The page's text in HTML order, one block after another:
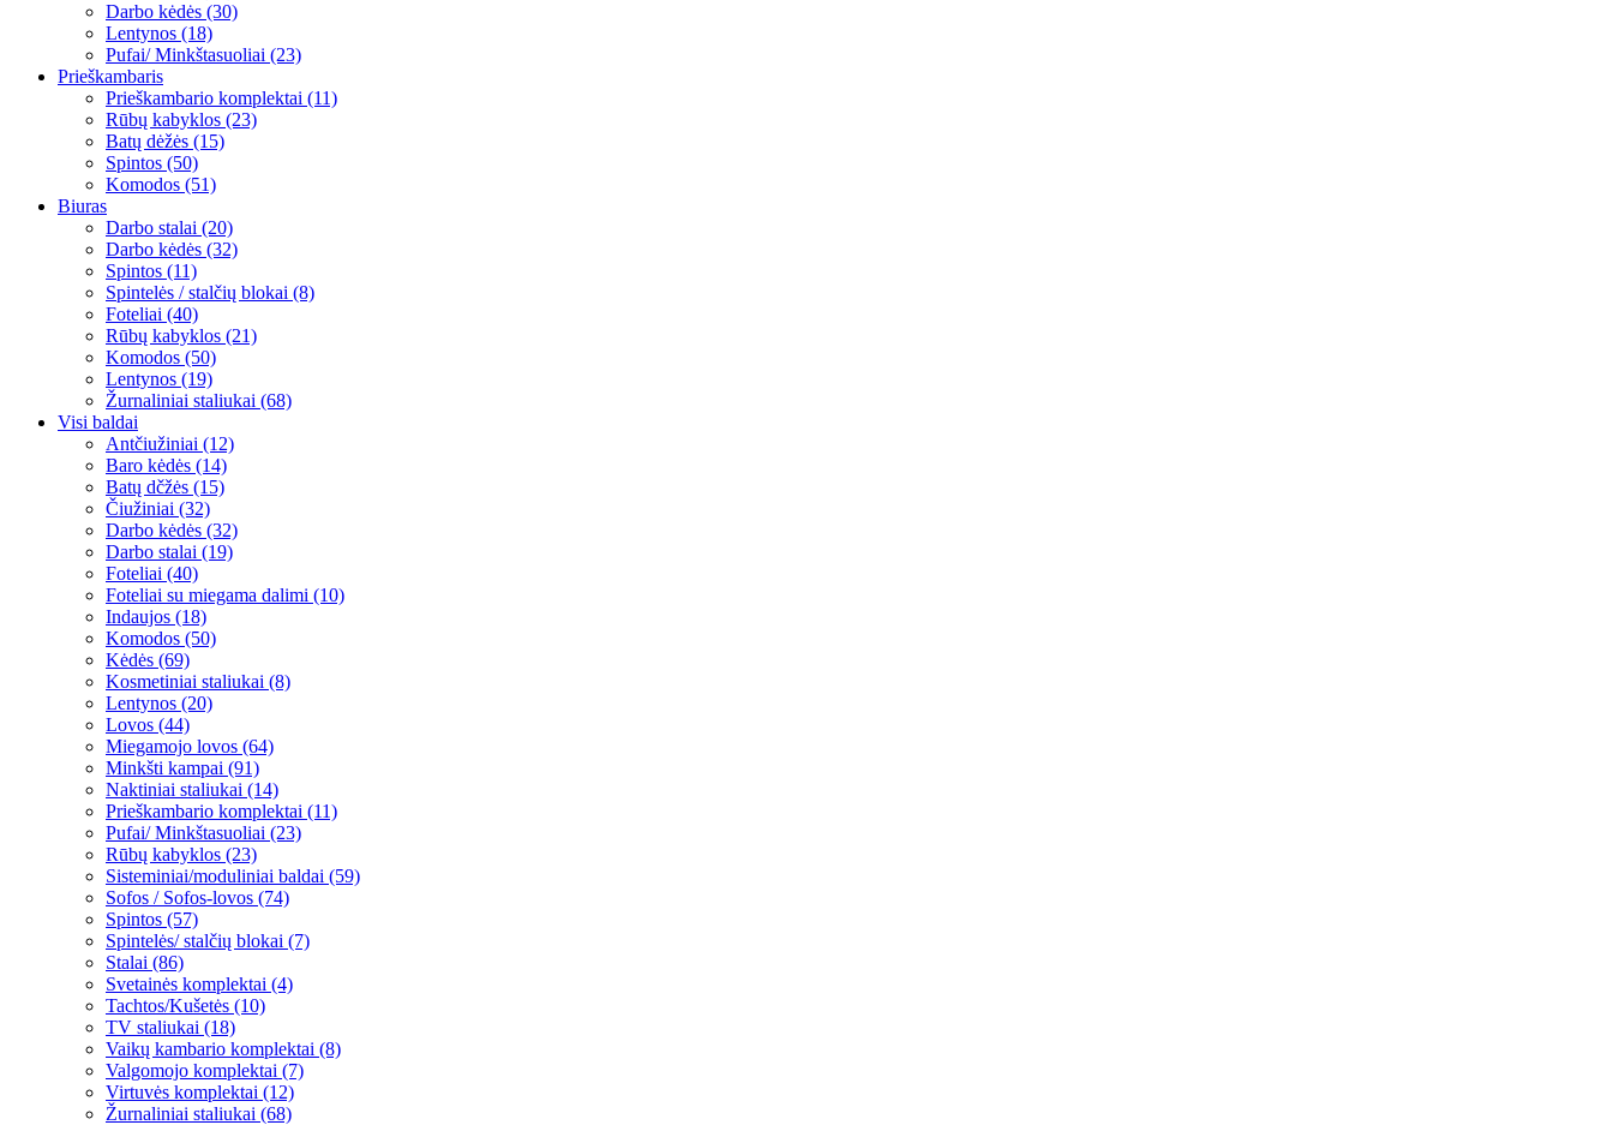
Darbo kėdės (30)
Lentynos (18)
Pufai/ Minkštasuoliai (23)
Prieškambaris
Prieškambario komplektai (11)
Rūbų kabyklos (23)
Batų dėžės (15)
Spintos (50)
Komodos (51)
Biuras
Darbo stalai (20)
Darbo kėdės (32)
Spintos (11)
Spintelės / stalčių blokai (8)
Foteliai (40)
Rūbų kabyklos (21)
Komodos (50)
Lentynos (19)
Žurnaliniai staliukai (68)
Visi baldai
Antčiužiniai (12)
Baro kėdės (14)
Batų dčžės (15)
Čiužiniai (32)
Darbo kėdės (32)
Darbo stalai (19)
Foteliai (40)
Foteliai su miegama dalimi (10)
Indaujos (18)
Komodos (50)
Kėdės (69)
Kosmetiniai staliukai (8)
Lentynos (20)
Lovos (44)
Miegamojo lovos (64)
Minkšti kampai (91)
Naktiniai staliukai (14)
Prieškambario komplektai (11)
Pufai/ Minkštasuoliai (23)
Rūbų kabyklos (23)
Sisteminiai/moduliniai baldai (59)
Sofos / Sofos-lovos (74)
Spintos (57)
Spintelės/ stalčių blokai (7)
Stalai (86)
Svetainės komplektai (4)
Tachtos/Kušetės (10)
TV staliukai (18)
Vaikų kambario komplektai (8)
Valgomojo komplektai (7)
Virtuvės komplektai (12)
Žurnaliniai staliukai (68)